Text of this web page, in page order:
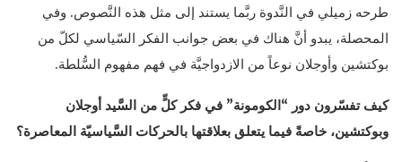
طرحه زميلي في النَّدوة ربَّما يستند إلى مثل هذه النَّصوص. وفي
المحصلة، يبدو أنَّ هناك في بعض جوانب الفكر السّياسي لكلّ من
بوكتشين وأوجلان نوعاً من الازدواجيَّة في فهم مفهوم السُّلطة.
كيف تفسّرون دور “الكومونة” في فكر كلٍّ من السَّيد أوجلان
وبوكتشين، خاصةً فيما يتعلق بعلاقتها بالحركات السَّياسيّة المعاصرة؟